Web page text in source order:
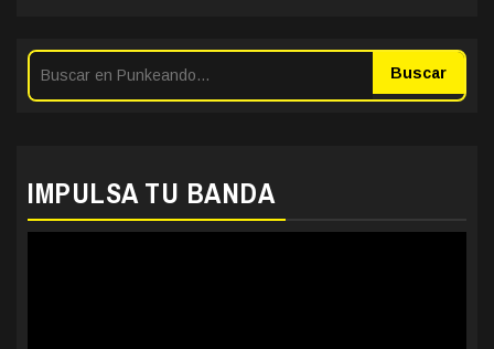
Buscar
IMPULSA TU BANDA